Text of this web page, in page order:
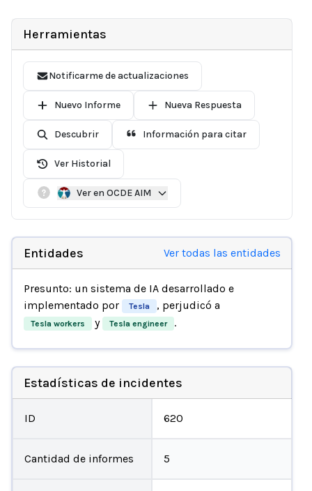
Herramientas
Notificarme de actualizaciones
Nuevo Informe Nueva Respuesta
Descubrir Información para citar
Ver Historial
Ver en OCDE AIM
Entidades Ver todas las entidades
Presunto: un sistema de IA desarrollado e
implementado por
Tesla , perjudicó a
Tesla workers y Tesla engineer .
Estadísticas de incidentes
ID 620
Cantidad de informes 5